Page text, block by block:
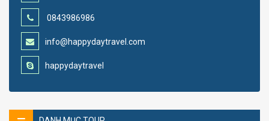
0843986986
info@happydaytravel.com
happydaytravel